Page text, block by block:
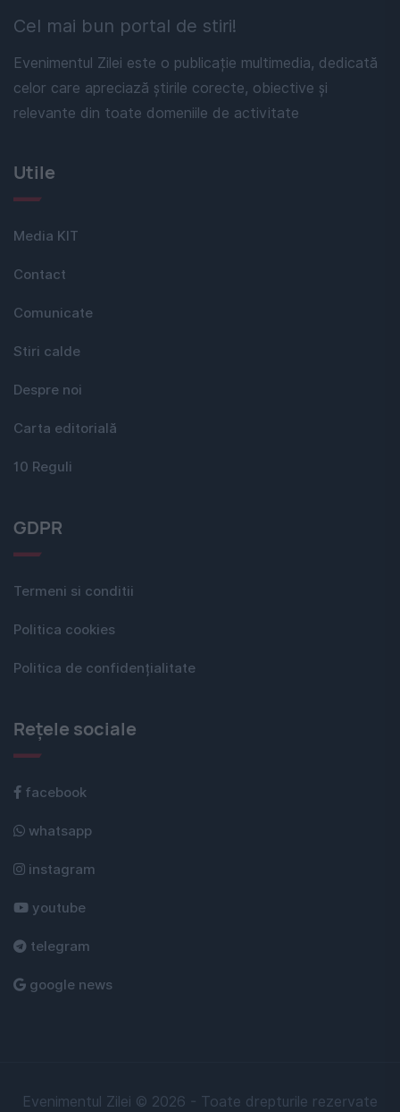
Cel mai bun portal de stiri!
Evenimentul Zilei este o publicație multimedia, dedicată
celor care apreciază știrile corecte, obiective și
relevante din toate domeniile de activitate
Utile
Media KIT
Contact
Comunicate
Stiri calde
Despre noi
Carta editorială
10 Reguli
GDPR
Termeni si conditii
Politica cookies
Politica de confidențialitate
Rețele sociale
facebook
whatsapp
instagram
youtube
telegram
google news
Evenimentul Zilei © 2026 - Toate drepturile rezervate